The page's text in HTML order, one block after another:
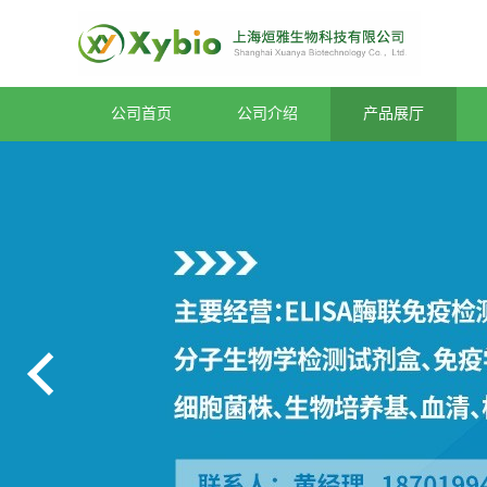
公司首页 公司介绍 产品展厅